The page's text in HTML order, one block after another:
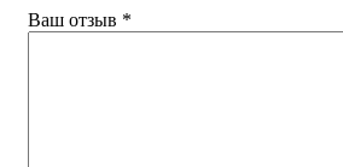
Ваш отзыв *